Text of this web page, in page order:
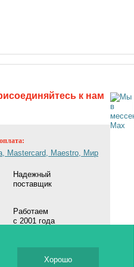
к нам
Надежный
поставщик
Работаем
с 2001 года
Хорошо